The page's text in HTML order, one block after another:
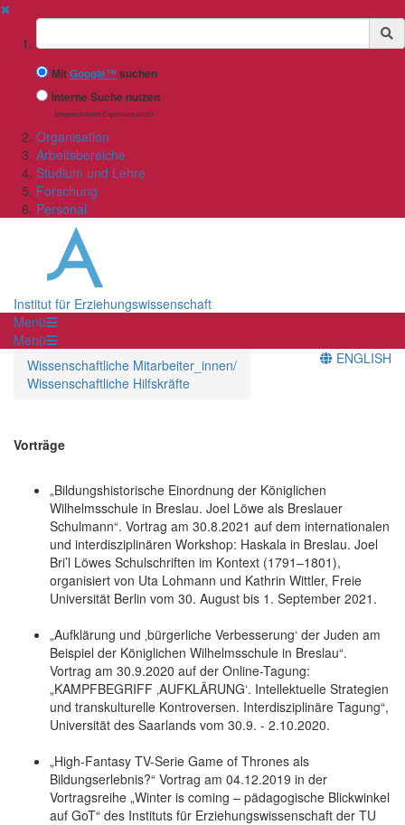
✖
Suchbegriff
MitGoogle™ suchen
Interne Suche nutzen
(eingeschränkte Ergebnisqualität)
Organisation
Arbeitsbereiche
Studium und Lehre
Forschung
Personal
Institut für Erziehungswissenschaft
Menü
Menü
Wissenschaftliche Mitarbeiter_innen/
Wissenschaftliche Hilfskräfte
ENGLISH
Vorträge
„Bildungshistorische Einordnung der Königlichen
Wilhelmsschule in Breslau. Joel Löwe als Breslauer
Schulmann“. Vortrag am 30.8.2021 auf dem internationalen
und interdisziplinären Workshop: Haskala in Breslau. Joel
Bri’l Löwes Schulschriften im Kontext (1791–1801),
organisiert von Uta Lohmann und Kathrin Wittler, Freie
Universität Berlin vom 30. August bis 1. September 2021.
„Aufklärung und ‚bürgerliche Verbesserung‘ der Juden am
Beispiel der Königlichen Wilhelmsschule in Breslau“.
Vortrag am 30.9.2020 auf der Online-Tagung:
„KAMPFBEGRIFF ‚AUFKLÄRUNG‘. Intellektuelle Strategien
und transkulturelle Kontroversen. Interdisziplinäre Tagung“,
Universität des Saarlands vom 30.9. - 2.10.2020.
„High-Fantasy TV-Serie Game of Thrones als
Bildungserlebnis?“ Vortrag am 04.12.2019 in der
Vortragsreihe „Winter is coming – pädagogische Blickwinkel
auf GoT“ des Instituts für Erziehungswissenschaft der TU